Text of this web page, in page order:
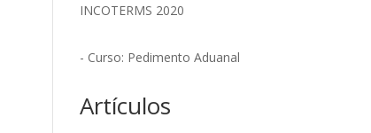
INCOTERMS 2020
- Curso: Pedimento Aduanal
Artículos